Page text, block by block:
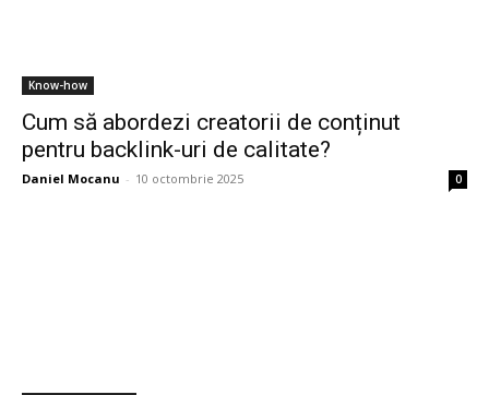
Know-how
Cum să abordezi creatorii de conținut
pentru backlink-uri de calitate?
Daniel Mocanu - 10 octombrie 2025 0